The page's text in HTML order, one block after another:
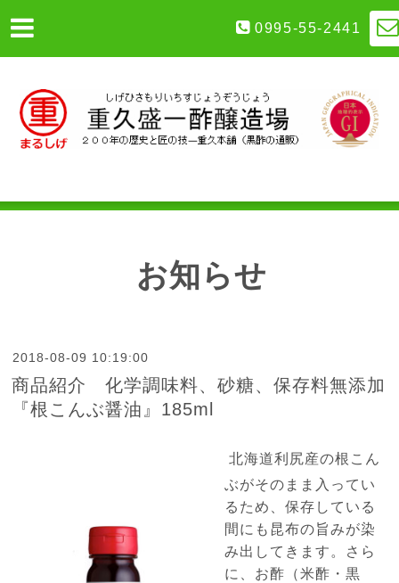
0995-55-2441
お知らせ
2018-08-09 10:19:00
商品紹介 化学調味料、砂糖、保存料無添加
『根こんぶ醤油』185ml
北海道利尻産の根こん
ぶがそのまま入ってい
るため、保存している
間にも昆布の旨みが染
み出してきます。さら
に、お酢（米酢・黒